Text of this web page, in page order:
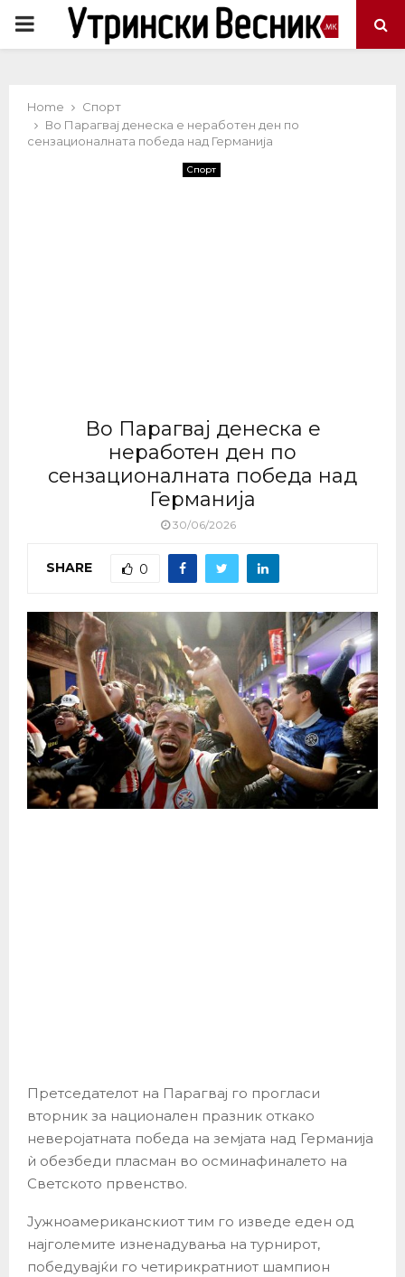
PRIMARY
Home
Спорт
Во Парагвај денеска е неработен ден по
сензационалната победа над Германија
Спорт
Во Парагвај денеска е
неработен ден по
сензационалната победа над
Германија
30/06/2026
SHARE 0
Претседателот на Парагвај го прогласи
вторник за национален празник откако
неверојатната победа на земјата над Германија
ѝ обезбеди пласман во осминафиналето на
Светското првенство.
Јужноамериканскиот тим го изведе еден од
најголемите изненадувања на турнирот,
победувајќи го четирикратниот шампион